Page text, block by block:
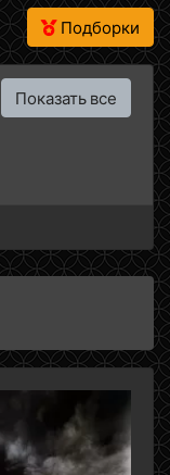
Подборки
Показать все